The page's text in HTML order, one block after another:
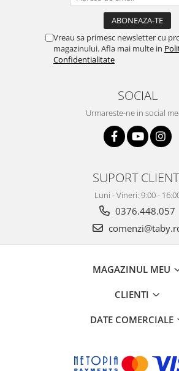
Vreau sa primesc newsletter cu
magazinului. Afla mai multe in
Confidentialitate
SOCIAL
Urmareste-ne in social
SUPORT
Luni - Vineri: 9:00 -
0376.448.057
MAGAZINUL MEU
CLIENTI
DATE COMERCIALE